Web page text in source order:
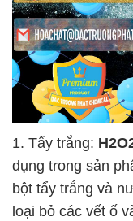
1. Tẩy trắng:
dụng trong sản
bột tẩy trắng và
loại bỏ các vết ố